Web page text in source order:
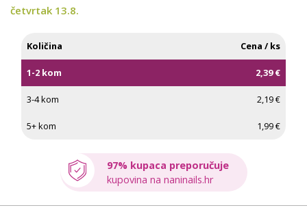
četvrtak 13.8.
Količina Cena / ks
1-2 kom 2,39 €
3-4 kom 2,19 €
5+ kom 1,99 €
97% kupaca preporučuje
kupovina na naninails.hr